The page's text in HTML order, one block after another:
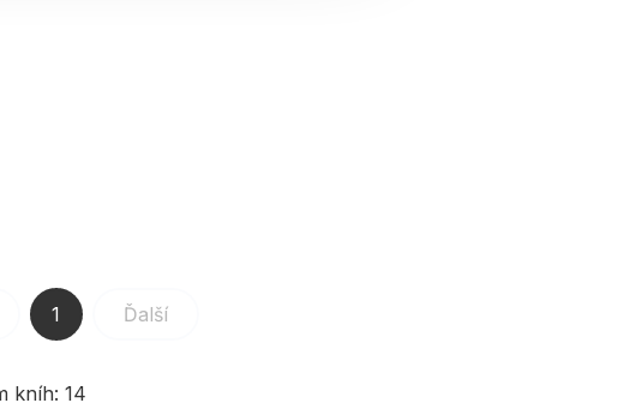
kníh: 14
1 Ďalší